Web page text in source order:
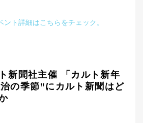
ント詳細はこちらをチェック。
新聞社主催 「カルト新年
の季節”にカルト新聞はど